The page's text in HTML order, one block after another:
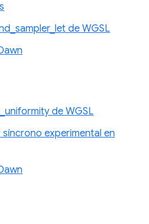
de WGSL
de WGSL
experimental en